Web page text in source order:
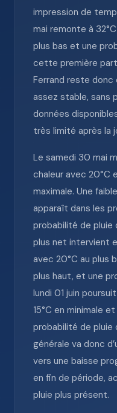
impression de
mai remonte à
plus bas et une
cette première
Ferrand reste donc
assez stable, sans
données
très limité après la
Le samedi 30 mai
chaleur avec 20°C
maximale. Une
apparaît dans les
probabilité de pluie
plus net intervient
avec 20°C au plus
plus haut, et une
lundi 01 juin
15°C en minimale
probabilité de pluie
générale va donc
vers une baisse
en fin de période,
pluie plus présent.